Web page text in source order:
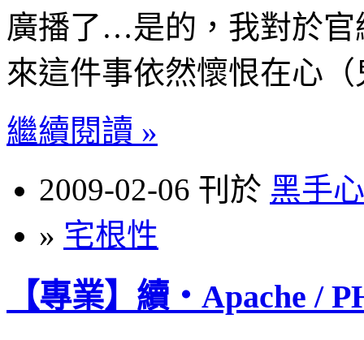
廣播了…是的，我對於官
來這件事依然懷恨在心
繼續閱讀 »
2009-02-06 刊於 黑手
» 宅根性
【專業】續‧Apache /